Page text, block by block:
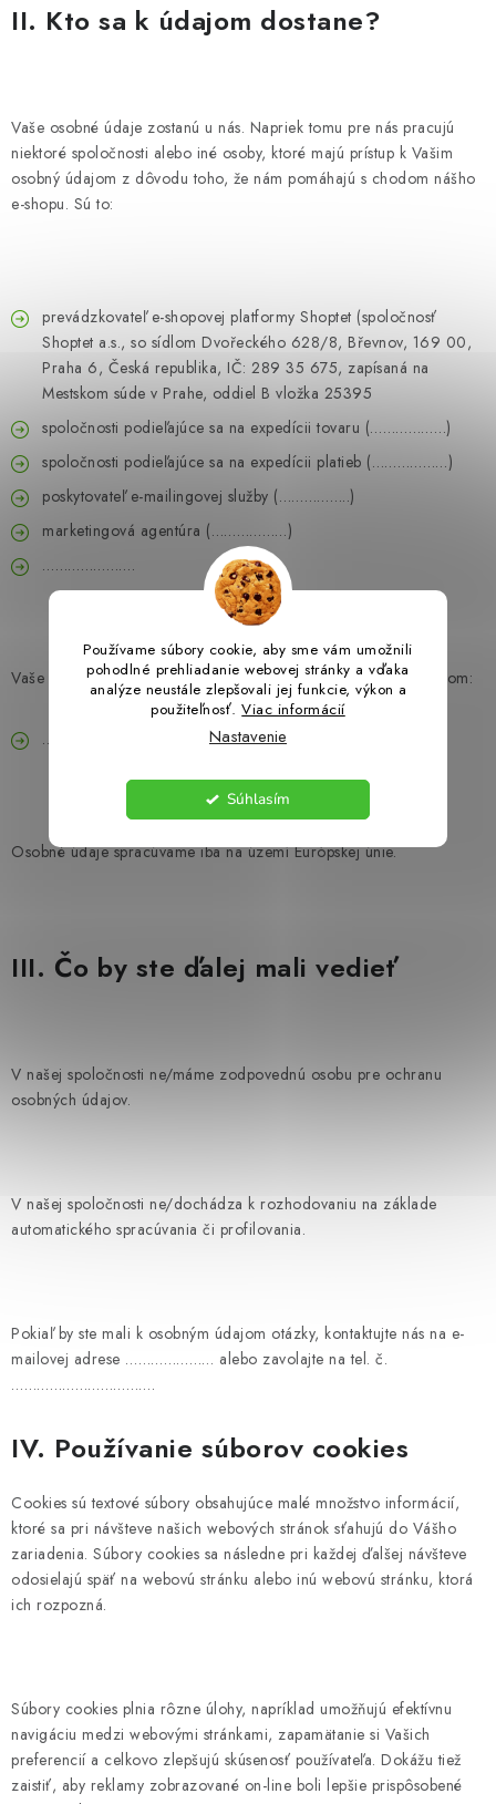
Používame súbory cookie, aby sme vám umožnili
pohodlné prehliadanie webovej stránky a vďaka
analýze neustále zlepšovali jej funkcie, výkon a
použiteľnosť.Viac informácií
Nastavenie
Súhlasím
II. Kto sa k údajom dostane?
Vaše osobné údaje zostanú u nás. Napriek tomu pre nás pracujú
niektoré spoločnosti alebo iné osoby, ktoré majú prístup k Vašim
osobný údajom z dôvodu toho, že nám pomáhajú s chodom nášho
e-shopu. Sú to:
prevádzkovateľ e-shopovej platformy Shoptet (spoločnosť
Shoptet a.s., so sídlom Dvořeckého 628/8, Břevnov, 169 00,
Praha 6, Česká republika, IČ: 289 35 675, zapísaná na
Mestskom súde v Prahe, oddiel B vložka 25395
spoločnosti podieľajúce sa na expedícii tovaru (………………)
spoločnosti podieľajúce sa na expedícii platieb (………………)
poskytovateľ e-mailingovej služby (……………..)
marketingová agentúra (………………)
………………….
Vaše osobné údaje sa ďalej môžu dostať k týmto ďalším subjektom:
…………..
Osobné údaje spracúvame iba na území Európskej únie.
III. Čo by ste ďalej mali vedieť
V našej spoločnosti ne/máme zodpovednú osobu pre ochranu
osobných údajov.
V našej spoločnosti ne/dochádza k rozhodovaniu na základe
automatického spracúvania či profilovania.
Pokiaľ by ste mali k osobným údajom otázky, kontaktujte nás na e-
mailovej adrese ………………… alebo zavolajte na tel. č.
…………………………….
IV. Používanie súborov cookies
Cookies sú textové súbory obsahujúce malé množstvo informácií,
ktoré sa pri návšteve našich webových stránok sťahujú do Vášho
zariadenia. Súbory cookies sa následne pri každej ďalšej návšteve
odosielajú späť na webovú stránku alebo inú webovú stránku, ktorá
ich rozpozná.
Súbory cookies plnia rôzne úlohy, napríklad umožňujú efektívnu
navigáciu medzi webovými stránkami, zapamätanie si Vašich
preferencií a celkovo zlepšujú skúsenosť používateľa. Dokážu tiež
zaistiť, aby reklamy zobrazované on-line boli lepšie prispôsobené